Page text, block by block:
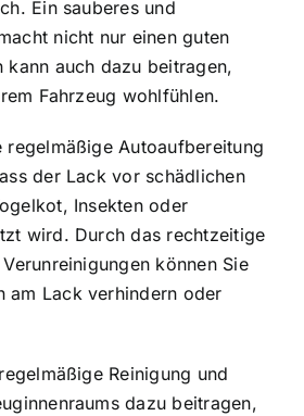
Ein sauberes und
nicht nur einen guten
kann auch dazu beitragen,
Fahrzeug wohlfühlen.
regelmäßige Autoaufbereitung
der Lack vor schädlichen
Insekten oder
wird. Durch das rechtzeitige
können Sie
am Lack verhindern oder
Reinigung und
dazu beitragen,